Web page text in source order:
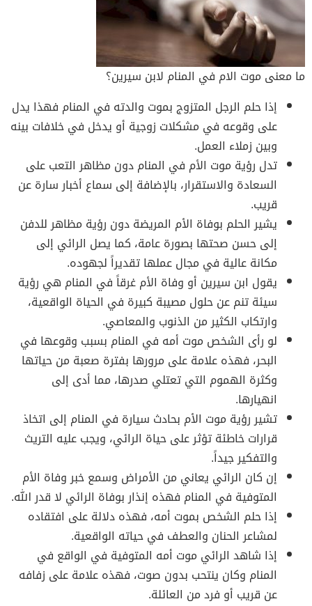
ما معنى موت الام في المنام لابن سيرين؟
إذا حلم الرجل المتزوج بموت والدته في المنام فهذا يدل
على وقوعه في مشكلات زوجية أو يدخل في خلافات بينه
وبين زملاء العمل.
تدل رؤية موت الأم في المنام دون مظاهر التعب على
السعادة والاستقرار، بالإضافة إلى سماع أخبار سارة عن
قريب.
يشير الحلم بوفاة الأم المريضة دون رؤية مظاهر للدفن
إلى حسن صحتها بصورة عامة، كما يصل الرائي إلى
مكانة عالية في مجال عملها تقديراً لجهوده.
يقول ابن سيرين أو وفاة الأم غرقاً في المنام هي رؤية
سيئة تنم عن حلول مصيبة كبيرة في الحياة الواقعية،
وارتكاب الكثير من الذنوب والمعاصي.
لو رأى الشخص موت أمه في المنام بسبب وقوعها في
البحر، فهذه علامة على مرورها بفترة صعبة من حياتها
وكثرة الهموم التي تعتلي صدرها، مما أدى إلى
انهيارها.
تشير رؤية موت الأم بحادث سيارة في المنام إلى اتخاذ
قرارات خاطئة تؤثر على حياة الرائي، ويجب عليه التريث
والتفكير جيداً.
إن كان الرائي يعاني من الأمراض وسمع خبر وفاة الأم
المتوفية في المنام فهذه إنذار بوفاة الرائي لا قدر الله.
إذا حلم الشخص بموت أمه، فهذه دلالة على افتقاده
لمشاعر الحنان والعطف في حياته الواقعية.
إذا شاهد الرائي موت أمه المتوفية في الواقع في
المنام وكان ينتحب بدون صوت، فهذه علامة على زفافه
عن قريب أو فرد من العائلة.